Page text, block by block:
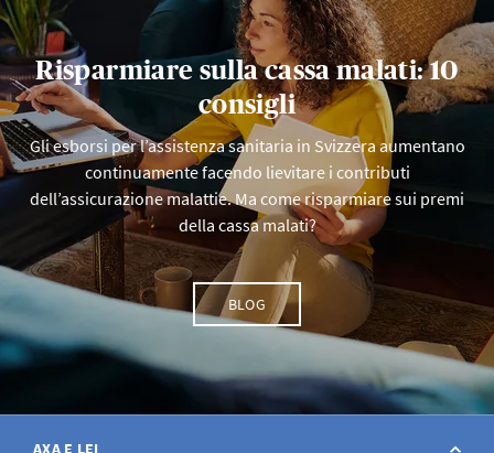
Risparmiare sulla cassa malati: 10
consigli
Gli esborsi per l’assistenza sanitaria in Svizzera aumentano
continuamente facendo lievitare i contributi
dell’assicurazione malattie. Ma come risparmiare sui premi
della cassa malati?
BLOG
AXA E LEI